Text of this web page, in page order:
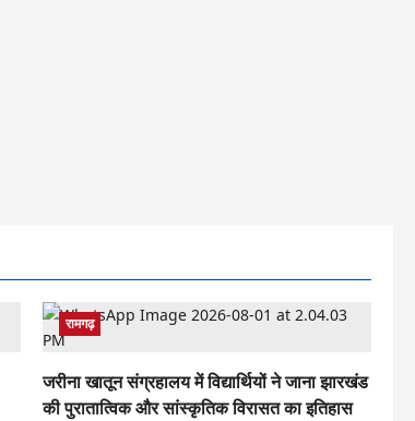
रामगढ़
जरीना खातून संग्रहालय में विद्यार्थियों ने जाना झारखंड
की पुरातात्विक और सांस्कृतिक विरासत का इतिहास